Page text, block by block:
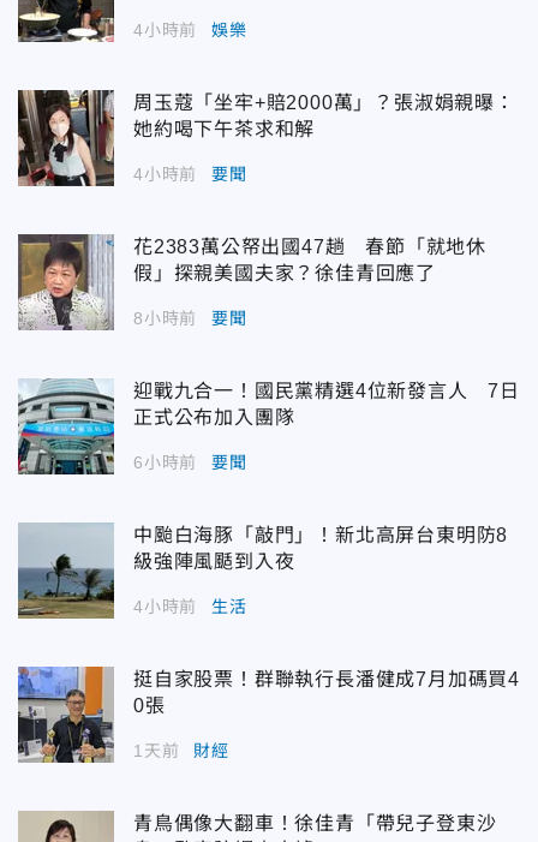
4小時前 娛樂
周玉蔻「坐牢+賠2000萬」？張淑娟親曝：
她約喝下午茶求和解
4小時前 要聞
花2383萬公帑出國47趟 春節「就地休
假」探親美國夫家？徐佳青回應了
8小時前 要聞
迎戰九合一！國民黨精選4位新發言人 7日
正式公布加入團隊
6小時前 要聞
中颱白海豚「敲門」！新北高屏台東明防8
級強陣風颳到入夜
4小時前 生活
挺自家股票！群聯執行長潘健成7月加碼買4
0張
1天前 財經
青鳥偶像大翻車！徐佳青「帶兒子登東沙